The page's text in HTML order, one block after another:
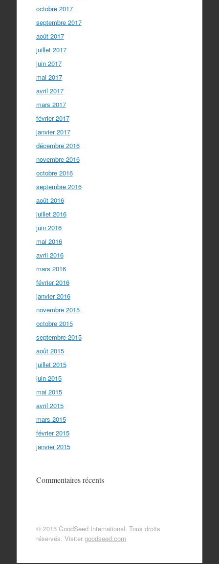
octobre 2017
septembre 2017
août 2017
juillet 2017
juin 2017
mai 2017
avril 2017
mars 2017
février 2017
janvier 2017
décembre 2016
novembre 2016
octobre 2016
septembre 2016
août 2016
juillet 2016
juin 2016
mai 2016
avril 2016
mars 2016
février 2016
janvier 2016
novembre 2015
octobre 2015
septembre 2015
août 2015
juillet 2015
juin 2015
mai 2015
avril 2015
mars 2015
février 2015
janvier 2015
Commentaires récents
© 2015 GoodSeed International. Tous droits
réservés. Visiter goodseed.com